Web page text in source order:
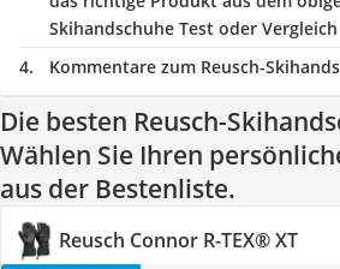
Skihandschuhe Test oder Vergleich
Kommentare zum Reusch-
Die besten Reusch-
Wählen Sie Ihren
aus der Bestenliste.
Reusch Connor R-TEX® XT